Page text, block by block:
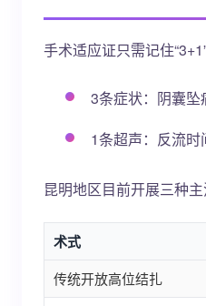
手术适应证只需记住“3+1”
3条症状：阴囊
1条超声：反流时
昆明地区目前开展三种
术式
传统开放高位结扎